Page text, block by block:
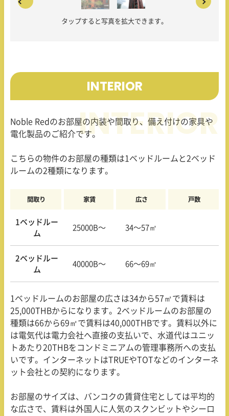
タップすると写真を拡大できます。
INTERIOR
Noble Red のお部屋の内装や間取り、備え付けの家具や
電化製品のご紹介です。
こちらの物件のお部屋の種類は1 ベッドルームと2ベッド
ルームの2種類になります。
間取り 家賃 広さ 戸数
1ベッドルー
ム
25000B〜 34〜57㎡
2ベッドルー
ム
40000B〜 66〜69㎡
1 ベッドルームのお部屋の広さは34から57㎡で賃料は
25,000THBからになります。 2ベッドルームのお部屋の
種類は66から69㎡で賃料は40,000THBです。賃料以外に
は電気代は電力会社へ直接の支払いで、水道代はユニッ
トあたり20THBをコンドミニアムの管理事務所への支払
いです。インターネットはTRUEやTOTなどのインターネ
ット会社との契約になります。
お部屋のサイズは、バンコクの賃貸住宅としては平均的
な広さで、賃料は外国人に人気のスクンビットやシーロ